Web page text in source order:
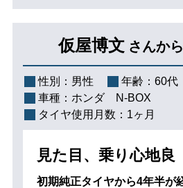
仮屋博文 さんか
性別： 男性 年齢： 60代
車種： ホンダ N-BOX
タイヤ使用月数： 1ヶ月
見た目、乗り心地良
初期純正タイヤから4年半が